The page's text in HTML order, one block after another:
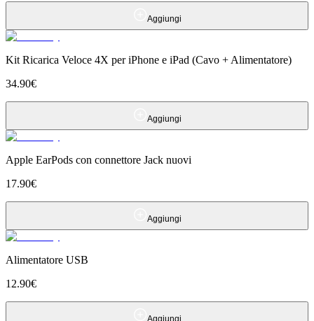
Aggiungi
Kit Ricarica Veloce 4X per iPhone e iPad (Cavo + Alimentatore)
34.90€
Aggiungi
Apple EarPods con connettore Jack nuovi
17.90€
Aggiungi
Alimentatore USB
12.90€
Aggiungi